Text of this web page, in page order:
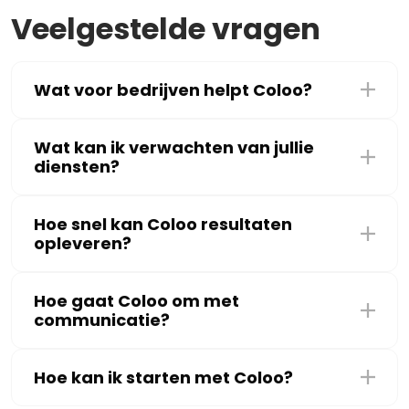
Veelgestelde vragen
Wat voor bedrijven helpt Coloo?
Wat kan ik verwachten van jullie
diensten?
Hoe snel kan Coloo resultaten
opleveren?
Hoe gaat Coloo om met
communicatie?
Hoe kan ik starten met Coloo?